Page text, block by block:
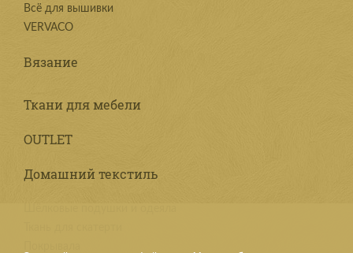
Всё для вышивки
VERVACO
Вязание
Ткани для мебели
OUTLET
Домашний текстиль